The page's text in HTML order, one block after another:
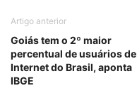
Artigo anterior
Goiás tem o 2º maior
percentual de usuários de
Internet do Brasil, aponta
IBGE